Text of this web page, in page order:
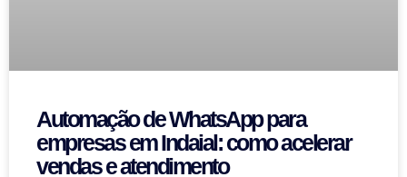
Automação de WhatsApp para
empresas em Indaial: como acelerar
vendas e atendimento